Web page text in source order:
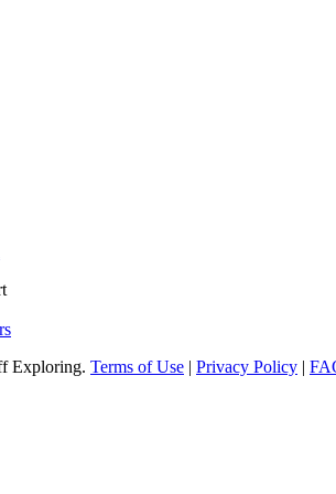
Exploring. Terms of Use | Privacy Policy |